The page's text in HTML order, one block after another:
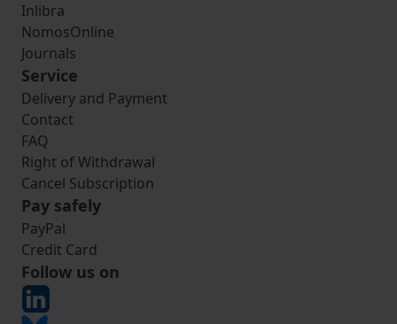
Inlibra
NomosOnline
Journals
Service
Delivery and Payment
Contact
FAQ
Right of Withdrawal
Cancel Subscription
Pay safely
PayPal
Credit Card
Follow us on